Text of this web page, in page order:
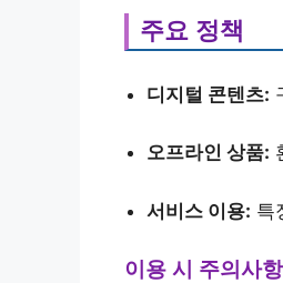
주요 정책
디지털 콘텐츠:
오프라인 상품:
서비스 이용: 특
이용 시 주의사항